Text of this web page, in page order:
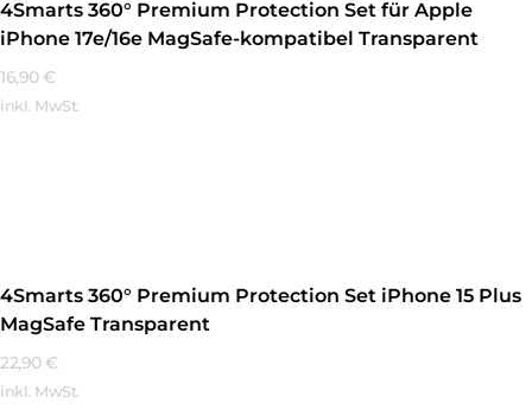
4Smarts 360° Premium Protection Set für Apple
iPhone 17e/16e MagSafe-kompatibel Transparent
16,90 €
inkl. MwSt.
4Smarts 360° Premium Protection Set iPhone 15 Plus
MagSafe Transparent
22,90 €
inkl. MwSt.